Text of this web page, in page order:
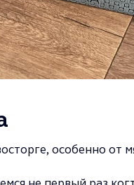
особенно от